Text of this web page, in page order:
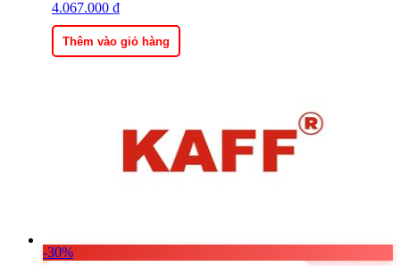
gốc
là:
4.900.000 ₫.
4.067.000 ₫
hiện
tại
là:
4.067.000 ₫.
Thêm vào giỏ hàng
-30%